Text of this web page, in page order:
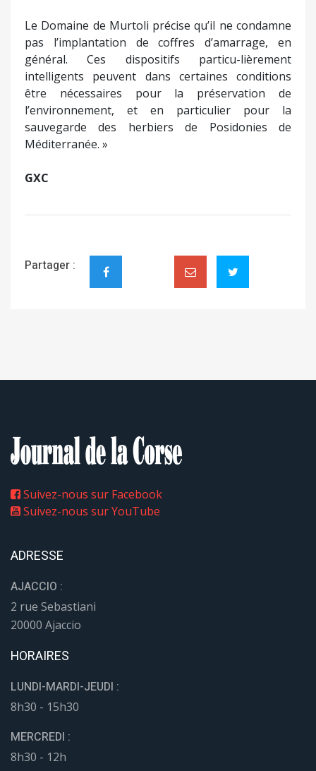
Le Domaine de Murtoli précise qu’il ne condamne
pas l’implantation de coffres d’amarrage, en
général. Ces dispositifs particu-lièrement
intelligents peuvent dans certaines conditions
être nécessaires pour la préservation de
l’environnement, et en particulier pour la
sauvegarde des herbiers de Posidonies de
Méditerranée. »
GXC
Partager :
Suivez-nous sur Facebook
Suivez-nous sur YouTube
ADRESSE
AJACCIO :
2 rue Sebastiani
20000 Ajaccio
HORAIRES
LUNDI-MARDI-JEUDI :
8h30 - 15h30
MERCREDI :
8h30 - 12h